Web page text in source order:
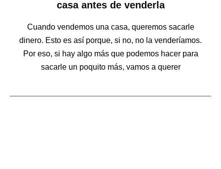
casa antes de venderla
Cuando vendemos una casa, queremos sacarle
dinero. Esto es así porque, si no, no la venderíamos.
Por eso, si hay algo más que podemos hacer para
sacarle un poquito más, vamos a querer